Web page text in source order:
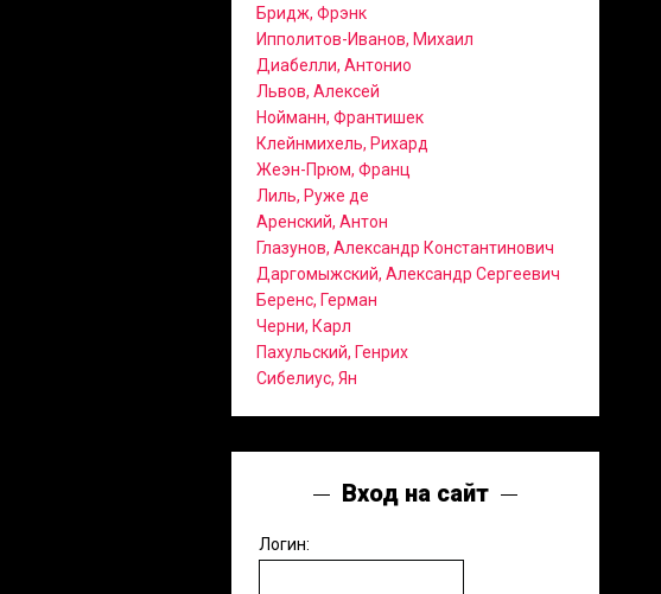
Бридж, Фрэнк
Ипполитов-Иванов, Михаил
Диабелли, Антонио
Львов, Алексей
Нойманн, Франтишек
Клейнмихель, Рихард
Жеэн-Прюм, Франц
Лиль, Руже де
Аренский, Антон
Глазунов, Александр Константинович
Даргомыжский, Александр Сергеевич
Беренс, Герман
Черни, Карл
Пахульский, Генрих
Сибелиус, Ян
Вход на сайт
Логин: